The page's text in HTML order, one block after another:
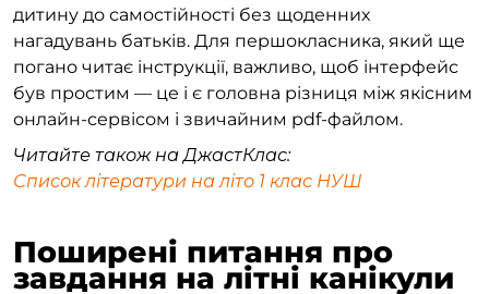
дитину до самостійності без щоденних
нагадувань батьків. Для першокласника, який ще
погано читає інструкції, важливо, щоб інтерфейс
був простим — це і є головна різниця між якісним
онлайн-сервісом і звичайним pdf-файлом.
Читайте також на ДжастКлас:
Список літератури на літо 1 клас НУШ
Поширені питання про
завдання на літні канікули